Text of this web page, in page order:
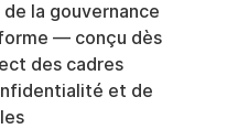
la gouvernance
— conçu dès
des cadres
et de